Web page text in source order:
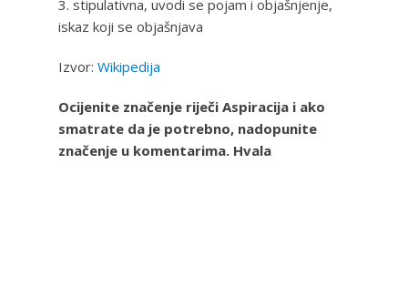
3. stipulativna, uvodi se pojam i objašnjenje,
iskaz koji se objašnjava
Izvor: Wikipedija
Ocijenite značenje riječi Aspiracija i ako
smatrate da je potrebno, nadopunite
značenje u komentarima. Hvala